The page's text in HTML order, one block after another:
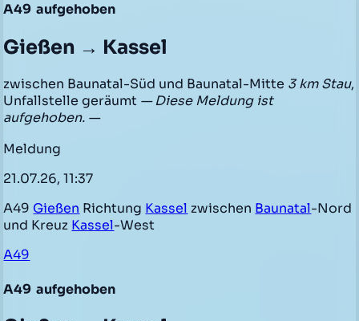
A49 aufgehoben
Gießen → Kassel
zwischen Baunatal-Süd und Baunatal-Mitte 3 km Stau,
Unfallstelle geräumt — Diese Meldung ist
aufgehoben. —
Meldung
21.07.26, 11:37
A49 Gießen Richtung Kassel zwischen Baunatal-Nord
und Kreuz Kassel-West
A49
A49 aufgehoben